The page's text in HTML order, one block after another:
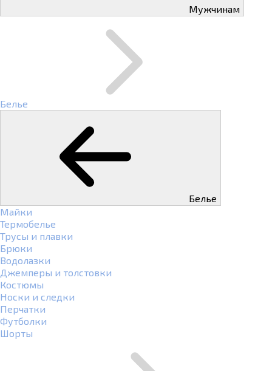
Мужчинам
Белье
Белье
Майки
Термобелье
Трусы и плавки
Брюки
Водолазки
Джемперы и толстовки
Костюмы
Носки и следки
Перчатки
Футболки
Шорты